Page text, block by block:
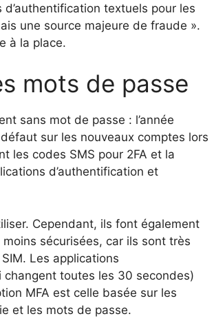
textuels pour les
une source majeure de fraude ».
à la place.
mots de passe
sans mot de passe : l’année
sur les nouveaux comptes lors
les codes SMS pour 2FA et la
d’authentification et
Cependant, ils font également
sécurisées, car ils sont très
Les applications
changent toutes les 30 secondes)
MFA est celle basée sur les
et les mots de passe.